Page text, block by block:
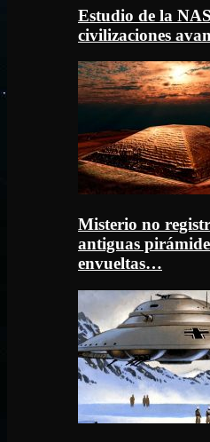
Estudio de la
civilizaciones
Misterio no
antiguas
envueltas…